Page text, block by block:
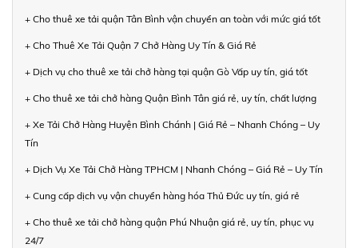
+ Cho thuê xe tải quận Tân Bình vận chuyển an toàn với mức giá tốt
+ Cho Thuê Xe Tải Quận 7 Chở Hàng Uy Tín & Giá Rẻ
+ Dịch vụ cho thuê xe tải chở hàng tại quận Gò Vấp uy tín, giá tốt
+ Cho thuê xe tải chở hàng Quận Bình Tân giá rẻ, uy tín, chất lượng
+ Xe Tải Chở Hàng Huyện Bình Chánh | Giá Rẻ – Nhanh Chóng – Uy
Tín
+ Dịch Vụ Xe Tải Chở Hàng TPHCM | Nhanh Chóng – Giá Rẻ – Uy Tín
+ Cung cấp dịch vụ vận chuyển hàng hóa Thủ Đức uy tín, giá rẻ
+ Cho thuê xe tải chở hàng quận Phú Nhuận giá rẻ, uy tín, phục vụ
24/7